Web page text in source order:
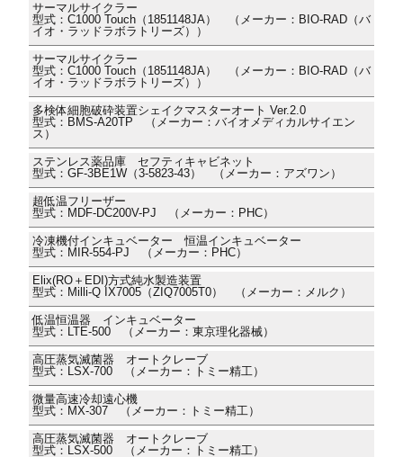
サーマルサイクラー
型式：C1000 Touch（1851148JA） （メーカー：BIO-RAD（バ
イオ・ラッドラボラトリーズ））
サーマルサイクラー
型式：C1000 Touch（1851148JA） （メーカー：BIO-RAD（バ
イオ・ラッドラボラトリーズ））
多検体細胞破砕装置シェイクマスターオート Ver.2.0
型式：BMS-A20TP （メーカー：バイオメディカルサイエン
ス）
ステンレス薬品庫 セフティキャビネット
型式：GF-3BE1W（3-5823-43） （メーカー：アズワン）
超低温フリーザー
型式：MDF-DC200V-PJ （メーカー：PHC）
冷凍機付インキュベーター 恒温インキュベーター
型式：MIR-554-PJ （メーカー：PHC）
Elix(RO＋EDI)方式純水製造装置
型式：Milli-Q IX7005（ZIQ7005T0） （メーカー：メルク）
低温恒温器 インキュベーター
型式：LTE-500 （メーカー：東京理化器械）
高圧蒸気滅菌器 オートクレーブ
型式：LSX-700 （メーカー：トミー精工）
微量高速冷却遠心機
型式：MX-307 （メーカー：トミー精工）
高圧蒸気滅菌器 オートクレーブ
型式：LSX-500 （メーカー：トミー精工）